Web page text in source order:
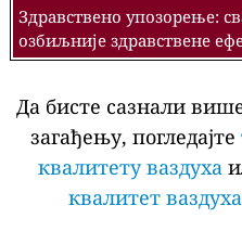
Здравствено упозорење:
озбиљније здравствене
Да бисте сазнали
загађењу, погледајте
квалитету ваздуха
квалитет